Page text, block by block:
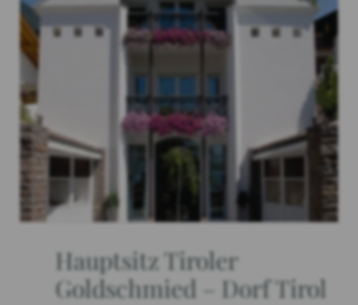
Hauptsitz Tiroler
Goldschmied – Dorf Tirol